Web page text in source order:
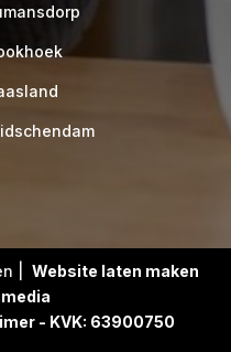
M
| Website laten maken
- KVK: 63900750